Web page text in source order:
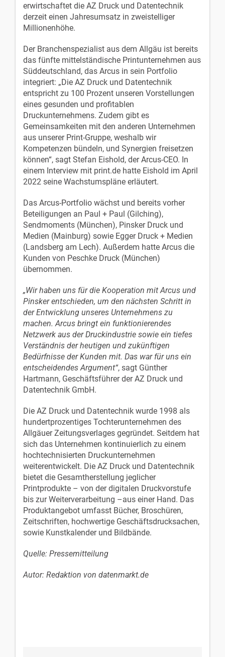
erwirtschaftet die AZ Druck und Datentechnik
derzeit einen Jahresumsatz in zweistelliger
Millionenhöhe.
Der Branchenspezialist aus dem Allgäu ist bereits
das fünfte mittelständische Printunternehmen aus
Süddeutschland, das Arcus in sein Portfolio
integriert: „Die AZ Druck und Datentechnik
entspricht zu 100 Prozent unseren Vorstellungen
eines gesunden und profitablen
Druckunternehmens. Zudem gibt es
Gemeinsamkeiten mit den anderen Unternehmen
aus unserer Print-Gruppe, weshalb wir
Kompetenzen bündeln, und Synergien freisetzen
können“, sagt Stefan Eishold, der Arcus-CEO. In
einem Interview mit print.de hatte Eishold im April
2022 seine Wachstumspläne erläutert.
Das Arcus-Portfolio wächst und bereits vorher
Beteiligungen an Paul + Paul (Gilching),
Sendmoments (München), Pinsker Druck und
Medien (Mainburg) sowie Egger Druck + Medien
(Landsberg am Lech). Außerdem hatte Arcus die
Kunden von Peschke Druck (München)
übernommen.
„Wir haben uns für die Kooperation mit Arcus und
Pinsker entschieden, um den nächsten Schritt in
der Entwicklung unseres Unternehmens zu
machen. Arcus bringt ein funktionierendes
Netzwerk aus der Druckindustrie sowie ein tiefes
Verständnis der heutigen und zukünftigen
Bedürfnisse der Kunden mit. Das war für uns ein
entscheidendes Argument“, sagt Günther
Hartmann, Geschäftsführer der AZ Druck und
Datentechnik GmbH.
Die AZ Druck und Datentechnik wurde 1998 als
hundertprozentiges Tochterunternehmen des
Allgäuer Zeitungsverlages gegründet. Seitdem hat
sich das Unternehmen kontinuierlich zu einem
hochtechnisierten Druckunternehmen
weiterentwickelt. Die AZ Druck und Datentechnik
bietet die Gesamtherstellung jeglicher
Printprodukte – von der digitalen Druckvorstufe
bis zur Weiterverarbeitung –aus einer Hand. Das
Produktangebot umfasst Bücher, Broschüren,
Zeitschriften, hochwertige Geschäftsdrucksachen,
sowie Kunstkalender und Bildbände.
Quelle: Pressemitteilung
Autor: Redaktion von datenmarkt.de